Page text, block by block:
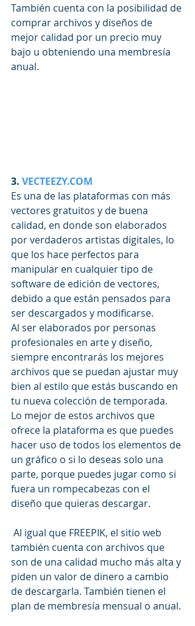
También cuenta con la posibilidad de
comprar archivos y diseños de
mejor calidad por un precio muy
bajo u obteniendo una membresía
anual.
3. VECTEEZY.COM
Es una de las plataformas con más
vectores gratuitos y de buena
calidad, en donde son elaborados
por verdaderos artistas digitales, lo
que los hace perfectos para
manipular en cualquier tipo de
software de edición de vectores,
debido a que están pensados para
ser descargados y modificarse.
Al ser elaborados por personas
profesionales en arte y diseño,
siempre encontrarás los mejores
archivos que se puedan ajustar muy
bien al estilo que estás buscando en
tu nueva colección de temporada.
Lo mejor de estos archivos que
ofrece la plataforma es que puedes
hacer uso de todos los elementos de
un gráfico o si lo deseas solo una
parte, porque puedes jugar como si
fuera un rompecabezas con el
diseño que quieras descargar.
también cuenta con archivos que
son de una calidad mucho más alta y
piden un valor de dinero a cambio
de descargarla. También tienen el
plan de membresía mensual o anual.